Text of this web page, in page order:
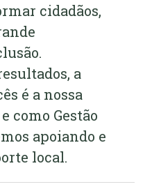
cidadãos,
a
é a nossa
como Gestão
apoiando e
local.